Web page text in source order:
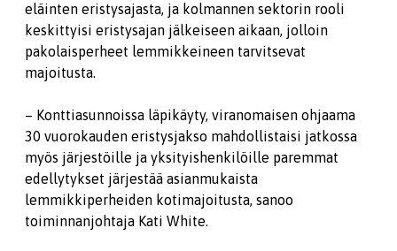
eläinten eristysajasta, ja kolmannen sektorin rooli
keskittyisi eristysajan jälkeiseen aikaan, jolloin
pakolaisperheet lemmikkeineen tarvitsevat
majoitusta.
– Konttiasunnoissa läpikäyty, viranomaisen ohjaama
30 vuorokauden eristysjakso mahdollistaisi jatkossa
myös järjestöille ja yksityishenkilöille paremmat
edellytykset järjestää asianmukaista
lemmikkiperheiden kotimajoitusta, sanoo
toiminnanjohtaja Kati White.